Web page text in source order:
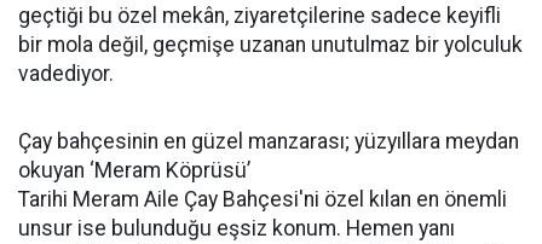
geçtiği bu özel mekân, ziyaretçilerine sadece keyifli
bir mola değil, geçmişe uzanan unutulmaz bir yolculuk
vadediyor.
Çay bahçesinin en güzel manzarası; yüzyıllara meydan
okuyan ‘Meram Köprüsü’
Tarihi Meram Aile Çay Bahçesi'ni özel kılan en önemli
unsur ise bulunduğu eşsiz konum. Hemen yanı